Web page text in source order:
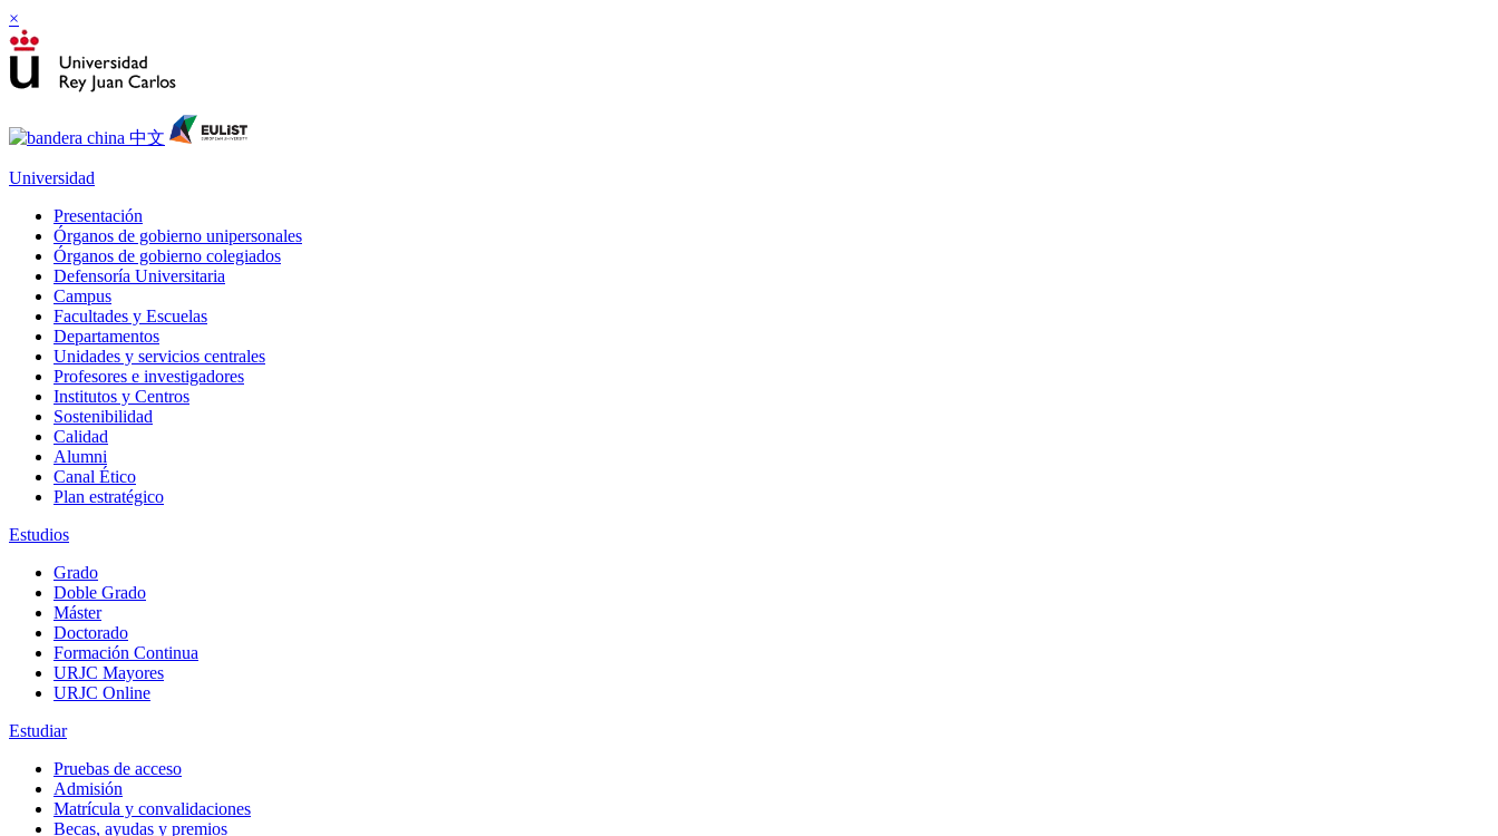
×
Universidad
Presentación
Órganos de gobierno unipersonales
Órganos de gobierno colegiados
Defensoría Universitaria
Campus
Facultades y Escuelas
Departamentos
Unidades y servicios centrales
Profesores e investigadores
Institutos y Centros
Sostenibilidad
Calidad
Alumni
Canal Ético
Plan estratégico
Estudios
Grado
Doble Grado
Máster
Doctorado
Formación Continua
URJC Mayores
URJC Online
Estudiar
Pruebas de acceso
Admisión
Matrícula y convalidaciones
Becas, ayudas y premios